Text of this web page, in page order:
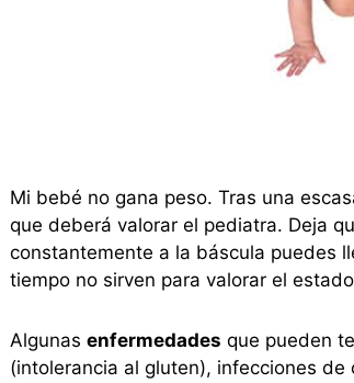
Mi bebé no gana peso. Tras una
que deberá valorar el pediatra. Deja
constantemente a la báscula puedes
tiempo no sirven para valorar el
Algunas enfermedades que pueden
(intolerancia al gluten), infecciones